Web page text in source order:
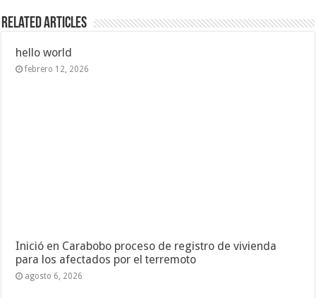
Related Articles
hello world
febrero 12, 2026
Inició en Carabobo proceso de registro de vivienda
para los afectados por el terremoto
agosto 6, 2026